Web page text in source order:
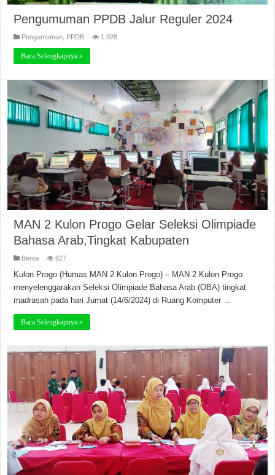
Pengumuman PPDB Jalur Reguler 2024
Pengumuman PPDB 1,928
Baca Selengkapnya »
MAN 2 Kulon Progo Gelar Seleksi Olimpiade
Bahasa Arab,Tingkat Kabupaten
Berita 627
Kulon Progo (Humas MAN 2 Kulon Progo) – MAN 2 Kulon Progo
menyelenggarakan Seleksi Olimpiade Bahasa Arab (OBA) tingkat
madrasah pada hari Jumat (14/6/2024) di Ruang Komputer …
Baca Selengkapnya »